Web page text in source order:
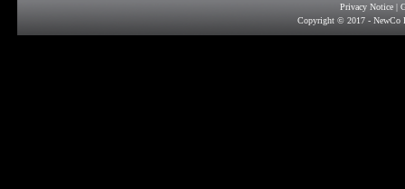
Privacy Notice |
Copyright © 2017 - NewCo